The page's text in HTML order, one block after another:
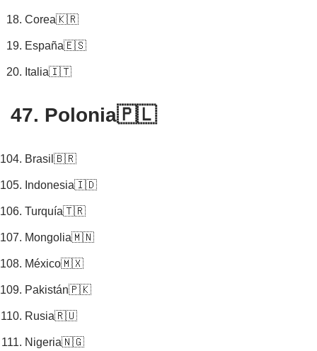
Corea🇰🇷
España🇪🇸
Italia🇮🇹
47. Polonia🇵🇱
Brasil🇧🇷
Indonesia🇮🇩
Turquía🇹🇷
Mongolia🇲🇳
México🇲🇽
Pakistán🇵🇰
Rusia🇷🇺
Nigeria🇳🇬